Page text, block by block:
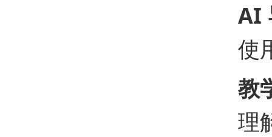
AI
使
教
理